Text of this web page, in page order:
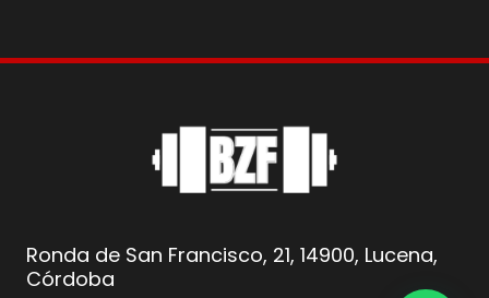
Ronda de San Francisco, 21, 14900, Lucena,
Córdoba